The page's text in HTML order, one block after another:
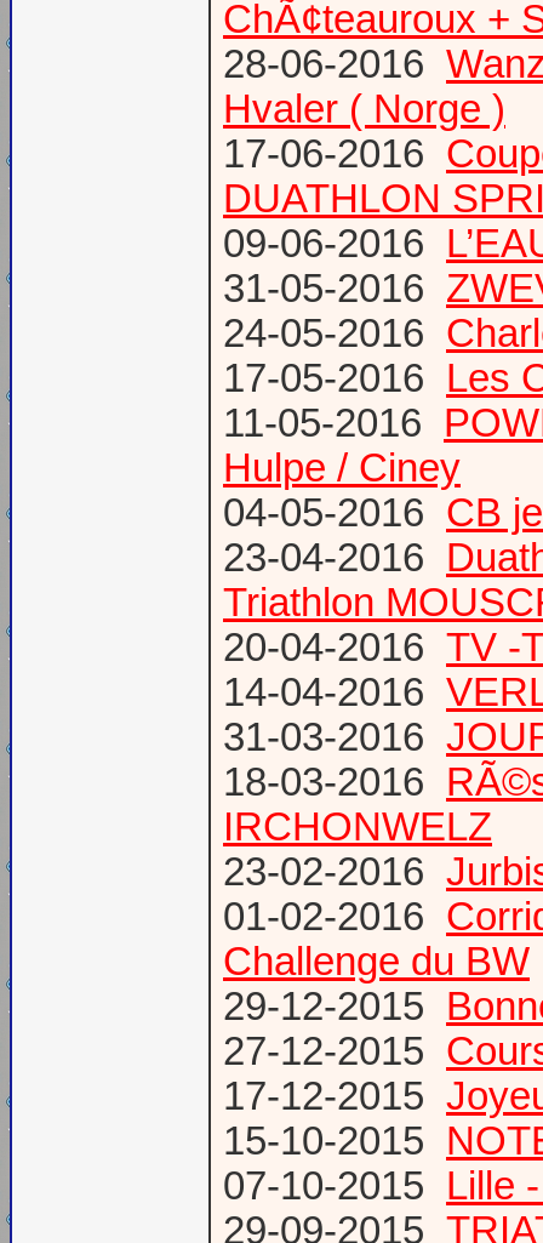
ChÃ¢teauroux +
28-06-2016
Hvaler ( Norge )
17-06-2016
DUATHLON
09-06-2016
31-05-2016
24-05-2016
17-05-2016 Les
11-05-2016
Hulpe / Ciney
04-05-2016 CB
23-04-2016
Triathlon
20-04-2016 TV -
14-04-2016
31-03-2016
18-03-2016
IRCHONWELZ
23-02-2016
01-02-2016
Challenge du BW
29-12-2015
27-12-2015
17-12-2015
15-10-2015
07-10-2015 Lille
29-09-2015